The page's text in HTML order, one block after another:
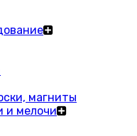
магниты
и мелочи